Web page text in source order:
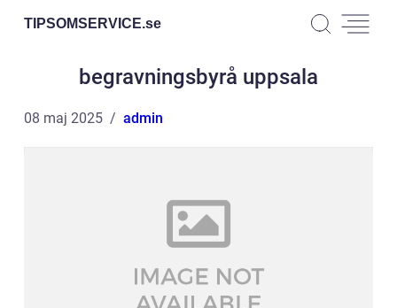
TIPSOMSERVICE.se
begravningsbyrå uppsala
08 maj 2025 admin